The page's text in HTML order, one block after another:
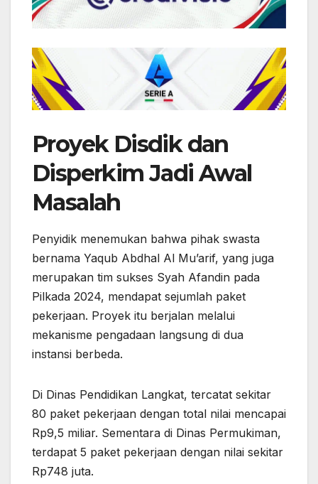
Proyek Disdik dan
Disperkim Jadi Awal
Masalah
Penyidik menemukan bahwa pihak swasta
bernama Yaqub Abdhal Al Mu’arif, yang juga
merupakan tim sukses Syah Afandin pada
Pilkada 2024, mendapat sejumlah paket
pekerjaan. Proyek itu berjalan melalui
mekanisme pengadaan langsung di dua
instansi berbeda.
Di Dinas Pendidikan Langkat, tercatat sekitar
80 paket pekerjaan dengan total nilai mencapai
Rp9,5 miliar. Sementara di Dinas Permukiman,
terdapat 5 paket pekerjaan dengan nilai sekitar
Rp748 juta.